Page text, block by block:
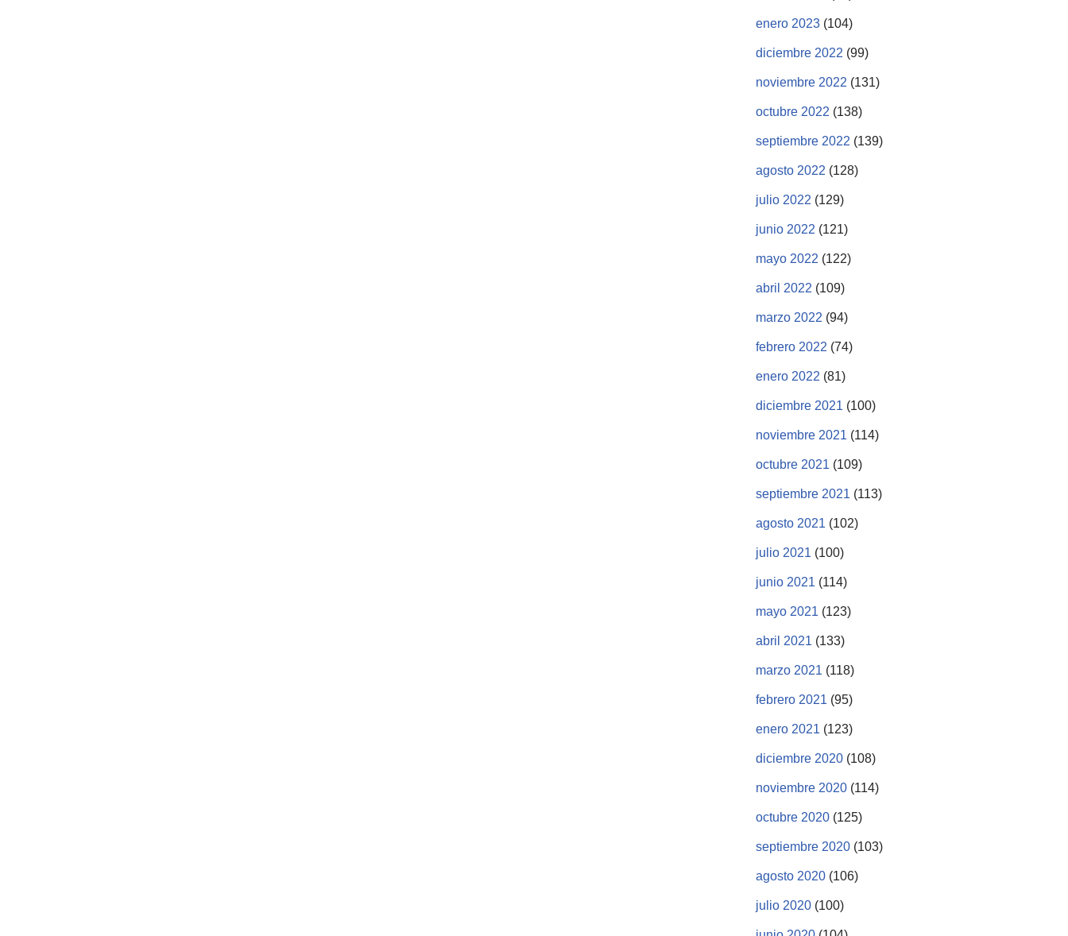
enero 2023 (104)
diciembre 2022 (99)
noviembre 2022 (131)
octubre 2022 (138)
septiembre 2022 (139)
agosto 2022 (128)
julio 2022 (129)
junio 2022 (121)
mayo 2022 (122)
abril 2022 (109)
marzo 2022 (94)
febrero 2022 (74)
enero 2022 (81)
diciembre 2021 (100)
noviembre 2021 (114)
octubre 2021 (109)
septiembre 2021 (113)
agosto 2021 (102)
julio 2021 (100)
junio 2021 (114)
mayo 2021 (123)
abril 2021 (133)
marzo 2021 (118)
febrero 2021 (95)
enero 2021 (123)
diciembre 2020 (108)
noviembre 2020 (114)
octubre 2020 (125)
septiembre 2020 (103)
agosto 2020 (106)
julio 2020 (100)